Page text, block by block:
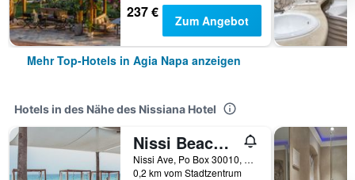
237 € Zum Angebot
Mehr Top-Hotels in Agia Napa anzeigen
Hotels in des Nähe des Nissiana Hotel
Nissi Beach Resort
Nissi Ave, Po Box 30010, Agia Napa, Zypern
0,2 km vom Stadtzentrum